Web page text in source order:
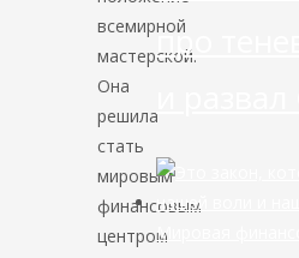
всемирной
мастерской.
Она
решила
стать
мировым
финансовым
центром
про
Мировая